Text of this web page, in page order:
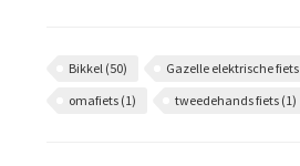
Bikkel (50) Gazelle elektrische fiets
omafiets (1) tweedehands fiets (1)